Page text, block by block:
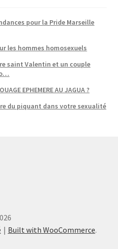
pour la Pride Marseille
les hommes homosexuels
saint Valentin et un couple
EPHEMERE AU JAGUA ?
du piquant dans votre sexualité
Built with WooCommerce.